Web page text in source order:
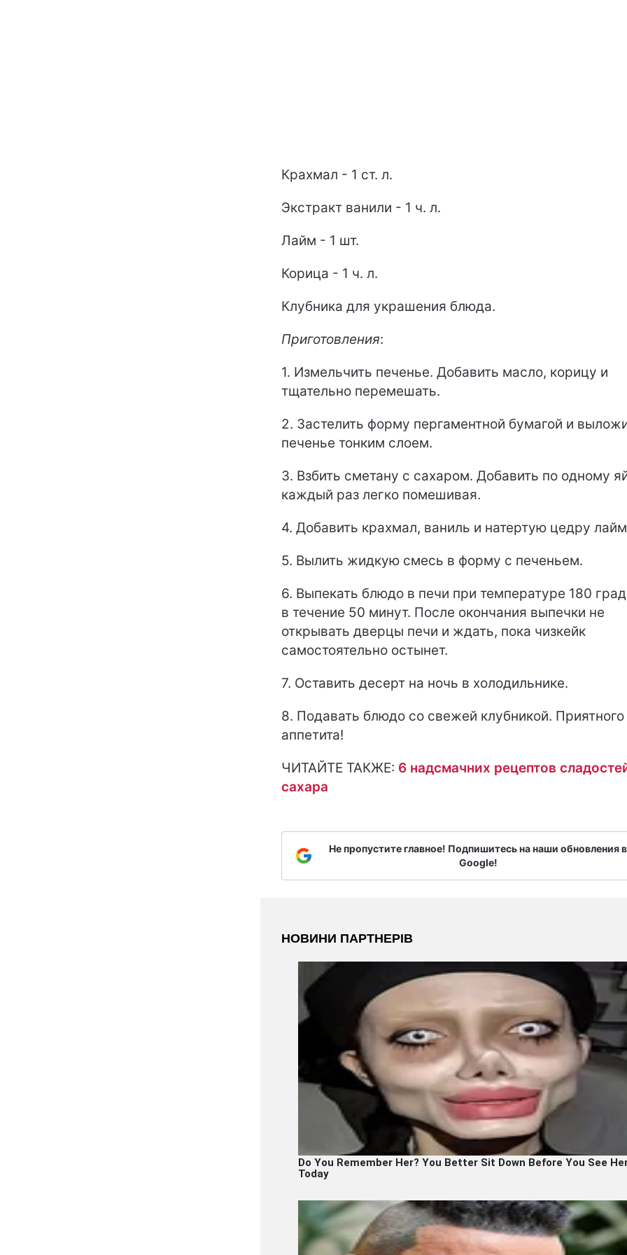
Крахмал - 1 ст. л.
Экстракт ванили - 1 ч. л.
Лайм - 1 шт.
Корица - 1 ч. л.
Клубника для украшения блюда.
Приготовления:
1. Измельчить печенье. Добавить масло, корицу и
тщательно перемешать.
2. Застелить форму пергаментной бумагой и
печенье тонким слоем.
3. Взбить сметану с сахаром. Добавить по одному
каждый раз легко помешивая.
4. Добавить крахмал, ваниль и натертую цедру
5. Вылить жидкую смесь в форму с печеньем.
6. Выпекать блюдо в печи при температуре 180
в течение 50 минут. После окончания выпечки не
открывать дверцы печи и ждать, пока чизкейк
самостоятельно остынет.
7. Оставить десерт на ночь в холодильнике.
8. Подавать блюдо со свежей клубникой. Приятного
аппетита!
ЧИТАЙТЕ ТАКЖЕ: 6 надсмачних рецептов
сахара
Не пропустите главное! Подпишитесь на наши обновления в
Google!